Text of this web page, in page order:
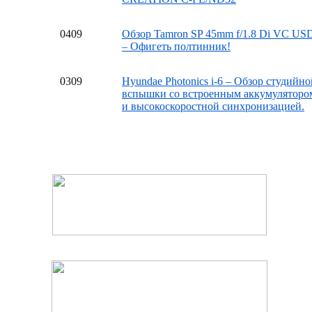
0409
Обзор Tamron SP 45mm f/1.8 Di VC
– Офигеть полтинник!
0309
Hyundae Photonics i-6 – Обзор
вспышки со встроенным
и высокоскоростной синхронизацией.